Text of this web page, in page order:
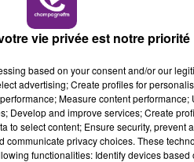
TOUJOURS PLUS
FERMÉS
vie privée est notre priorité
based on your consent and/or our
advertising; Create profiles for
Measure content
Develop and improve services; Create
to select content; Ensure security, prevent
privacy choices. These
functionalities: Identify devices